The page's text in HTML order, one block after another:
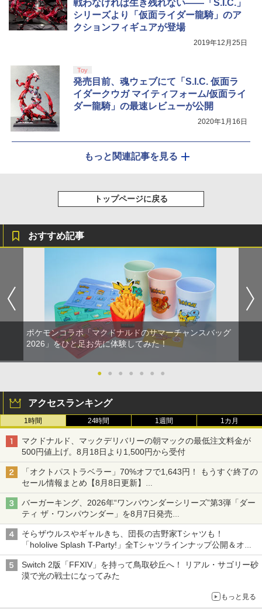
戦わなければ生き残れない――「S.I.C.」
シリーズより「仮面ライダー龍騎」のア
クションフィギュアが登場
2019年12月25日
Toy
発売目前、魂ウェブにて「S.I.C. 仮面ラ
イダークウガ マイティフォーム/仮面ライ
ダー龍騎」の最速レビューが公開
2020年1月16日
もっと関連記事を見る
トップページに戻る
おすすめ記事
ポケモンコラボ「マクドナルドのサマーチャンスバッグ
2026」をひと足お先に体験してみた！
● ● ● ● ● ● ●
アクセスランキング
1時間 24時間 1週間 1カ月
マクドナルド、マックデリバリーの朝マックの最低注文料金が
500円値上げ。8月18日より1,500円から受付
「オクトパストラベラー」70%オフで1,643円！ もうすぐ終了の
セール情報まとめ【8月8日更新】
ニンテンドーeショップでは「大神 絶景版」が67%オフで990円
バーガーキング、2026年“ワンパウンダーシリーズ”第3弾「ダー
ティ ザ・ワンパウンダー」を8月7日発売
「特製ガーリックマヨソース」を使用した超大型チーズバーガー
そらザウルスやギャルきち、団長の吉野家Tシャツも！
「hololive Splash T-Party!」全Tシャツラインナップ公開＆オン
ライン販売開始
Switch 2版「FFXIV」を持って鳥取砂丘へ！ リアル・サゴリー砂
漠で光の戦士になってみた
もっと見る